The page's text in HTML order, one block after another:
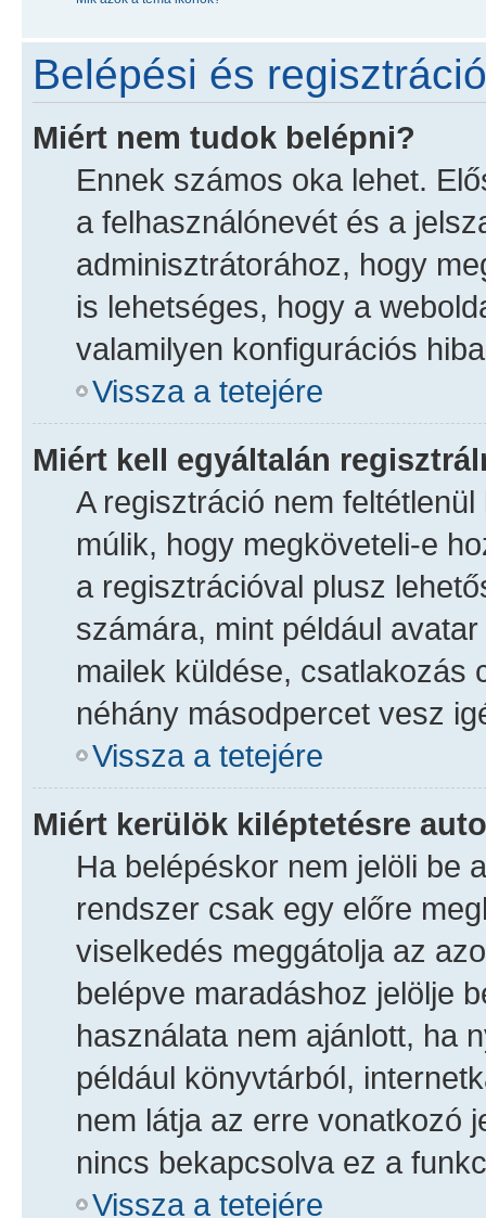
Belépési és
Miért nem tudok belépni?
Ennek számos oka lehet.
a felhasználónevét és a
adminisztrátorához, hogy
is lehetséges, hogy a
valamilyen konfigurációs
Vissza a tetejére
Miért kell egyáltalán
A regisztráció nem
múlik, hogy megköveteli-e
a regisztrációval plusz
számára, mint például
mailek küldése, csatlakozás
néhány másodpercet vesz
Vissza a tetejére
Miért kerülök kiléptetésre
Ha belépéskor nem jelöli be
rendszer csak egy előre
viselkedés meggátolja az
belépve maradáshoz jelölje
használata nem ajánlott, ha
például könyvtárból,
nem látja az erre vonatkozó
nincs bekapcsolva ez a
Vissza a tetejére